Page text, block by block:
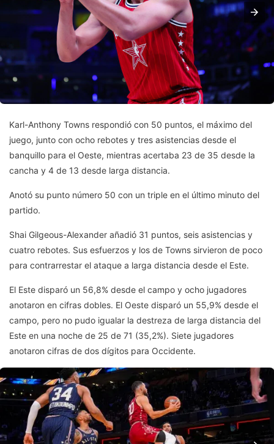
Karl-Anthony Towns respondió con 50 puntos, el máximo del
juego, junto con ocho rebotes y tres asistencias desde el
banquillo para el Oeste, mientras acertaba 23 de 35 desde la
cancha y 4 de 13 desde larga distancia.
Anotó su punto número 50 con un triple en el último minuto del
partido.
Shai Gilgeous-Alexander añadió 31 puntos, seis asistencias y
cuatro rebotes. Sus esfuerzos y los de Towns sirvieron de poco
para contrarrestar el ataque a larga distancia desde el Este.
El Este disparó un 56,8% desde el campo y ocho jugadores
anotaron en cifras dobles. El Oeste disparó un 55,9% desde el
campo, pero no pudo igualar la destreza de larga distancia del
Este en una noche de 25 de 71 (35,2%). Siete jugadores
anotaron cifras de dos dígitos para Occidente.